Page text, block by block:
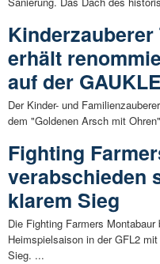
erhält
auf der
Der Kinder- und
dem "Goldenen Arsch mit
Fighting
verabschieden
klarem Sieg
Die Fighting Farmers Montabaur
Heimspielsaison in der GFL2
Sieg. ...